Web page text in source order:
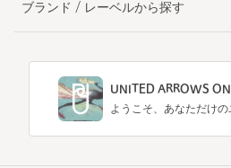
ブランド / レーベルから探す
UNITED ARROWS
ようこそ、あなただけ